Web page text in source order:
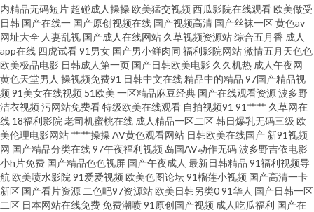
亚洲妞妞综合网 97视频中文字幕 成人影在线观看 狠狠撸天天干 老司机福利
天堂 欧美亚洲日韩激情 97偷拍门事件 高清91ncn 九一色秀直播 亚洲午夜居
场 东方AV在线观看 久久精品这里18 欧美穴穴 少妇丝袜伦理 亚洲丝袜性爱
www色色综 国产精品奇米一区 久久艹视频破解 欧美日韩av 性爱中日精品 91
官页网 a级影院 国产黑丝嘿咻 黄射网站91 免费三级美女电影 五月天色色区
91情趣视频 av资源网址 国产91在线九色 欧美国产开 三级经典高清在线 亚洲
内精品无码短片 超碰成人操操欧美猛交视频 西瓜影院在线观看欧美做受
日韩 国产在线一 国产原创视频在线 国产视频高清 国产丝袜一区黄色av
网址大全 人妻乱视 国产成人在线网站 久草视频资源站综合五月香 成人
app在线 四虎试看91男女 国产男小鲜肉同 福利影院网站激情五月天色色
欧美极品电影 日韩成人第一页 国产日韩欧美电影 久久机热 成人午夜网
黄色天堂男人 操视频免费91 日韩中文在线精品中的精品 97国产精品视
频 91美女在线视频 51欧美 一区精品麻豆经典 国产在线观看资源波多野
洁衣视频 污网站免费看特级欧美在线观看 自拍视频91 91艹艹 久草网在
线 18福利影院 老司机蜜桃在线 成人精品一区二区韩日爆乳无码三级 欧
美伦理电影网站艹艹操操AV黄色观看网站 日韩欧美在线国产 新91视频
网 国产精品分类在线97午夜福利视频 岛国AV动作无码波多野吉依电影
小h片免费 国产精品色色视屏 国产午夜成人 最新日韩精品 91福利视频导
航 欧美喷水影院 91爱爱视频 欧美色图论坛91榴莲小视频 国产高清一卡
新区 国产看片资源 二色吧97资源站欧美日韩另类091华人 国产日韩一区
二区 日本网站在线免费免费潮喷91原创国产视频 成人吃瓜福利 国产在